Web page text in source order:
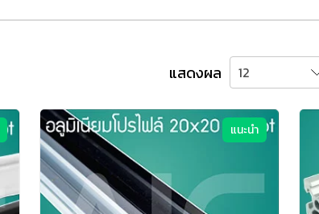
แสดงผล
แนะนำ